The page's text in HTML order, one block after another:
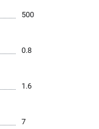
публичной
29АЛ
500
0.8
1.6
7